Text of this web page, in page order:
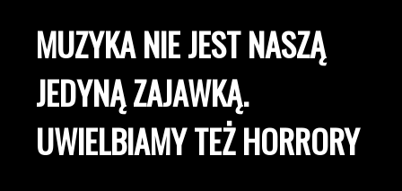
MUZYKA NIE JEST NASZĄ
JEDYNĄ ZAJAWKĄ.
UWIELBIAMY TEŻ HORRORY